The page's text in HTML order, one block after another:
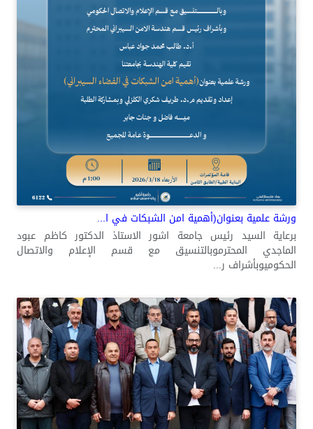
ورشة علمية بعنوان(أهمية امن الشبكات في ا...
برعاية السيد رئيس جامعة اشور الاستاذ الدكتور كاظم عبود
الماجدي المحترموبالتنسيق مع قسم الإعلام والاتصال
الحكوميوبأشراف ر...